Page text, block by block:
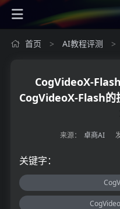
首页 > AI教程评测 >
CogVideoX-
CogVideoX-Flash的
来源： 卓商AI
关键字：